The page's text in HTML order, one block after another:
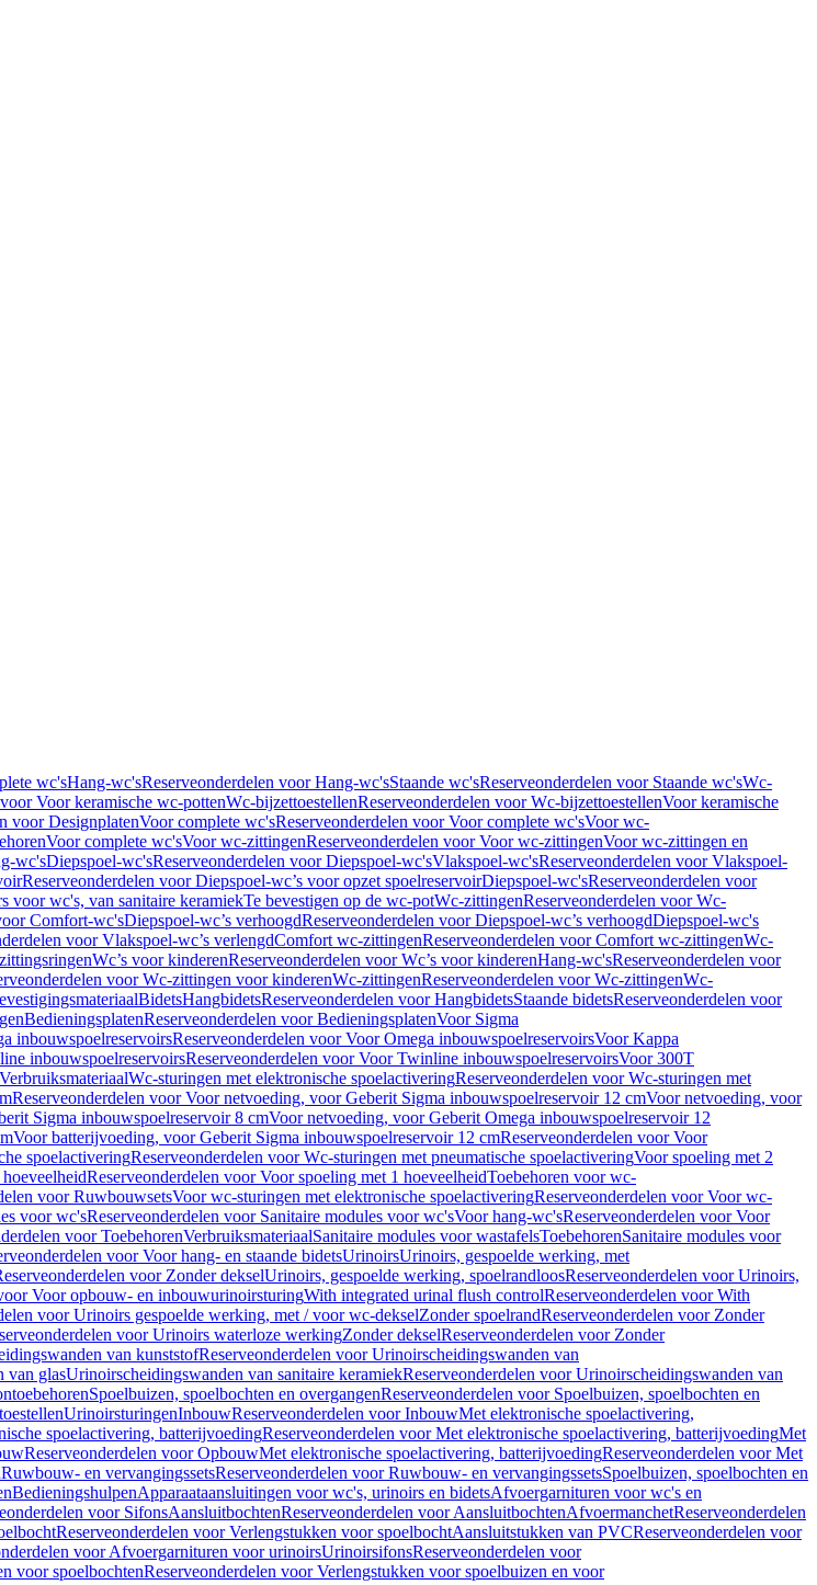
wc'sHang-wc'sReserveonderdelen voor Hang-wc'sStaande wc'sReserveonderdelen voor Staande wc'sWc-
Voor keramische wc-pottenWc-bijzettoestellenReserveonderdelen voor Wc-bijzettoestellenVoor keramische
voor DesignplatenVoor complete wc'sReserveonderdelen voor Voor complete wc'sVoor wc-
Voor complete wc'sVoor wc-zittingenReserveonderdelen voor Voor wc-zittingenVoor wc-zittingen en
wc'sDiepspoel-wc'sReserveonderdelen voor Diepspoel-wc'sVlakspoel-wc'sReserveonderdelen voor Vlakspoel-
Reserveonderdelen voor Diepspoel-wc’s voor opzet spoelreservoirDiepspoel-wc'sReserveonderdelen voor
voor wc's, van sanitaire keramiekTe bevestigen op de wc-potWc-zittingenReserveonderdelen voor Wc-
Comfort-wc'sDiepspoel-wc’s verhoogdReserveonderdelen voor Diepspoel-wc’s verhoogdDiepspoel-wc's
voor Vlakspoel-wc’s verlengdComfort wc-zittingenReserveonderdelen voor Comfort wc-zittingenWc-
Wc’s voor kinderenReserveonderdelen voor Wc’s voor kinderenHang-wc'sReserveonderdelen voor
voor Wc-zittingen voor kinderenWc-zittingenReserveonderdelen voor Wc-zittingenWc-
BidetsHangbidetsReserveonderdelen voor HangbidetsStaande bidetsReserveonderdelen voor
BedieningsplatenReserveonderdelen voor BedieningsplatenVoor Sigma
inbouwspoelreservoirsReserveonderdelen voor Voor Omega inbouwspoelreservoirsVoor Kappa
inbouwspoelreservoirsReserveonderdelen voor Voor Twinline inbouwspoelreservoirsVoor 300T
VerbruiksmateriaalWc-sturingen met elektronische spoelactiveringReserveonderdelen voor Wc-sturingen met
Reserveonderdelen voor Voor netvoeding, voor Geberit Sigma inbouwspoelreservoir 12 cmVoor netvoeding, voor
Sigma inbouwspoelreservoir 8 cmVoor netvoeding, voor Geberit Omega inbouwspoelreservoir 12
Voor batterijvoeding, voor Geberit Sigma inbouwspoelreservoir 12 cmReserveonderdelen voor Voor
spoelactiveringReserveonderdelen voor Wc-sturingen met pneumatische spoelactiveringVoor spoeling met 2
Reserveonderdelen voor Voor spoeling met 1 hoeveelheidToebehoren voor wc-
voor RuwbouwsetsVoor wc-sturingen met elektronische spoelactiveringReserveonderdelen voor Voor wc-
voor wc'sReserveonderdelen voor Sanitaire modules voor wc'sVoor hang-wc'sReserveonderdelen voor Voor
voor ToebehorenVerbruiksmateriaalSanitaire modules voor wastafelsToebehorenSanitaire modules voor
voor Voor hang- en staande bidetsUrinoirsUrinoirs, gespoelde werking, met
voor Zonder dekselUrinoirs, gespoelde werking, spoelrandloosReserveonderdelen voor Urinoirs,
Voor opbouw- en inbouwurinoirsturingWith integrated urinal flush controlReserveonderdelen voor With
voor Urinoirs gespoelde werking, met / voor wc-dekselZonder spoelrandReserveonderdelen voor Zonder
voor Urinoirs waterloze werkingZonder dekselReserveonderdelen voor Zonder
van kunststofReserveonderdelen voor Urinoirscheidingswanden van
van glasUrinoirscheidingswanden van sanitaire keramiekReserveonderdelen voor Urinoirscheidingswanden van
Spoelbuizen, spoelbochten en overgangenReserveonderdelen voor Spoelbuizen, spoelbochten en
UrinoirsturingenInbouwReserveonderdelen voor InbouwMet elektronische spoelactivering,
spoelactivering, batterijvoedingReserveonderdelen voor Met elektronische spoelactivering, batterijvoedingMet
Reserveonderdelen voor OpbouwMet elektronische spoelactivering, batterijvoedingReserveonderdelen voor Met
Ruwbouw- en vervangingssetsReserveonderdelen voor Ruwbouw- en vervangingssetsSpoelbuizen, spoelbochten en
BedieningshulpenApparaataansluitingen voor wc's, urinoirs en bidetsAfvoergarnituren voor wc's en
voor SifonsAansluitbochtenReserveonderdelen voor AansluitbochtenAfvoermanchetReserveonderdelen
Reserveonderdelen voor Verlengstukken voor spoelbochtAansluitstukken van PVCReserveonderdelen voor
voor Afvoergarnituren voor urinoirsUrinoirsifonsReserveonderdelen voor
voor spoelbochtenReserveonderdelen voor Verlengstukken voor spoelbuizen en voor